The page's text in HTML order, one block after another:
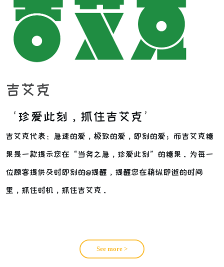
吉艾克
‘ 珍爱此刻，抓住吉艾克 ’
吉艾克代表：急速的爱，极致的爱，即刻的爱； 而吉艾克糖
果是一款提示您在“当务之急，珍爱此刻”的糖果。为每一
位顾客提供及时即刻的@提醒，提醒您在稍纵即逝的时间
里，抓住时机，抓住吉艾克。
See more >